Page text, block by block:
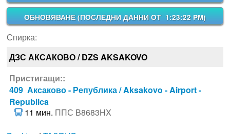
ОБНОВЯВАНЕ (ПОСЛЕДНИ ДАННИ ОТ 1:23:22 PM)
Спирка:
ДЗС АКСАКОВО / DZS AKSAKOVO
Пристигащи::
409 Аксаково - Република / Aksakovo - Airport -
Republica
11 мин. ППС B8683HX